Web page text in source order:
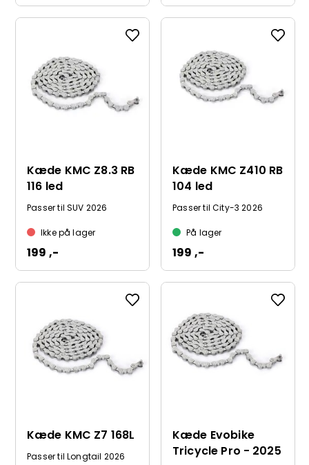
Kæde KMC Z8.3 RB
116 led
Passer til SUV 2026
Ikke på lager
199 ,-
Kæde KMC Z410 RB
104 led
Passer til City-3 2026
På lager
199 ,-
Kæde KMC Z7 168L
Passer til Longtail 2026
Kæde Evobike
Tricycle Pro - 2025